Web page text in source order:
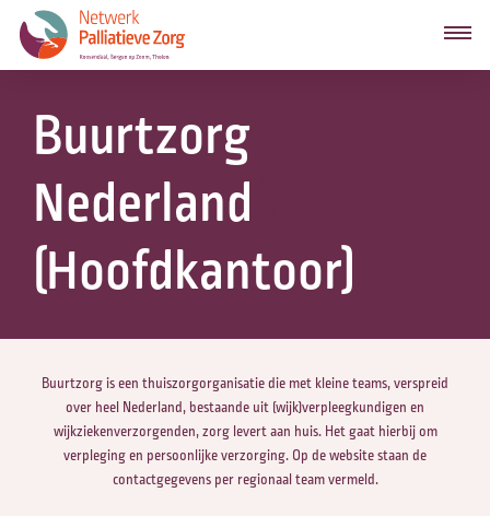
Buurtzorg
Nederland
(Hoofdkantoor)
Buurtzorg is een thuiszorgorganisatie die met kleine teams, verspreid
over heel Nederland, bestaande uit (wijk)verpleegkundigen en
wijkziekenverzorgenden, zorg levert aan huis. Het gaat hierbij om
verpleging en persoonlijke verzorging. Op de website staan de
contactgegevens per regionaal team vermeld.